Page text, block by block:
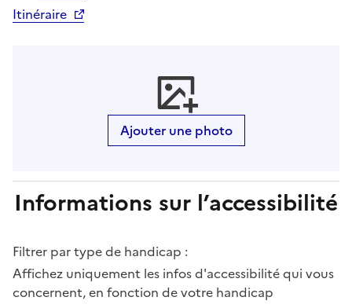
Itinéraire
Ajouter une photo
Informations sur l’accessibilité
Filtrer par type de handicap :
Affichez uniquement les infos d'accessibilité qui vous
concernent, en fonction de votre handicap